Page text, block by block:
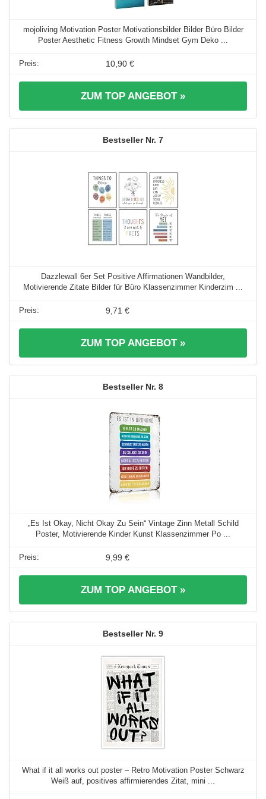
mojoliving Motivation Poster Motivationsbilder Bilder Büro Bilder
Poster Aesthetic Fitness Growth Mindset Gym Deko ...
10,90 €
ZUM TOP ANGEBOT »
7
Dazzlewall 6er Set Positive Affirmationen Wandbilder,
Motivierende Zitate Bilder für Büro Klassenzimmer Kinderzim ...
9,71 €
ZUM TOP ANGEBOT »
8
„Es Ist Okay, Nicht Okay Zu Sein“ Vintage Zinn Metall Schild
Poster, Motivierende Kinder Kunst Klassenzimmer Po ...
9,99 €
ZUM TOP ANGEBOT »
9
What if it all works out poster – Retro Motivation Poster Schwarz
Weiß auf, positives affirmierendes Zitat, mini ...